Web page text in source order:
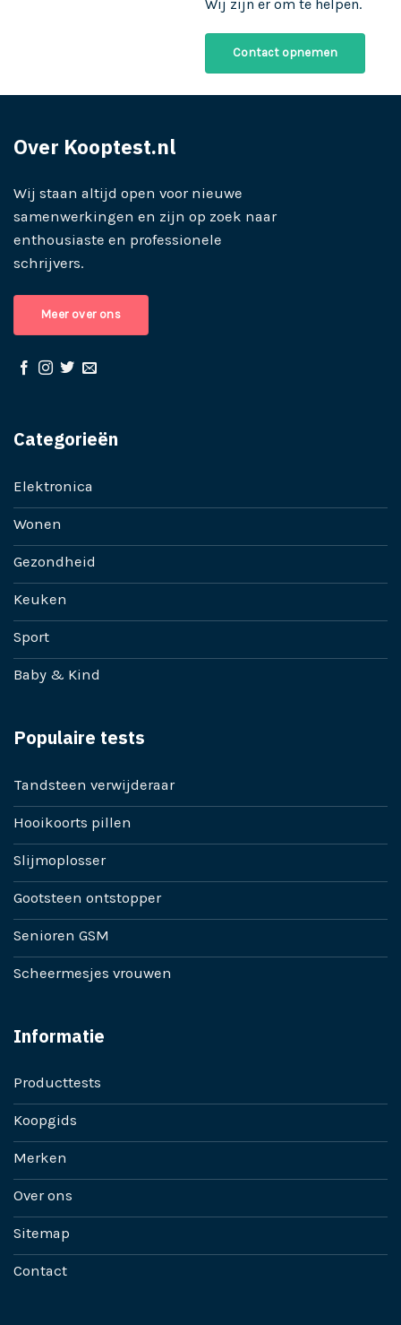
Wij zijn er om te helpen.
Contact opnemen
Over Kooptest.nl
Wij staan altijd open voor nieuwe
samenwerkingen en zijn op zoek naar
enthousiaste en professionele
schrijvers.
Meer over ons
Categorieën
Elektronica
Wonen
Gezondheid
Keuken
Sport
Baby & Kind
Populaire tests
Tandsteen verwijderaar
Hooikoorts pillen
Slijmoplosser
Gootsteen ontstopper
Senioren GSM
Scheermesjes vrouwen
Informatie
Producttests
Koopgids
Merken
Over ons
Sitemap
Contact